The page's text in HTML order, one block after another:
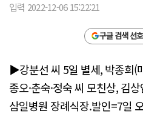
입력 2022-12-06 15:22:21
구글 검색 선
▶강분선 씨 5일 별세, 박종희(
종오·춘숙·정숙 씨 모친상, 김
삼일병원 장례식장.발인=7일